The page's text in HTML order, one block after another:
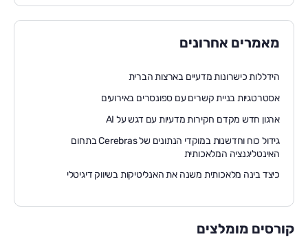
מאמרים אחרונים
הידללות כישרונות מדעיים בארצות הברית
אסטרטגיות בניית קשרים עם ספונסרים באירועים
ארגון חדש מקדם חקירות מדעיות עם דגש על AI
גידול כוח וחדשנות במוקדי הנתונים של Cerebras בתחום
האינטליגנציה המלאכותית
כיצד בינה מלאכותית משנה את האנליטיקות בשיווק דיגיטלי
קורסים מומלצים